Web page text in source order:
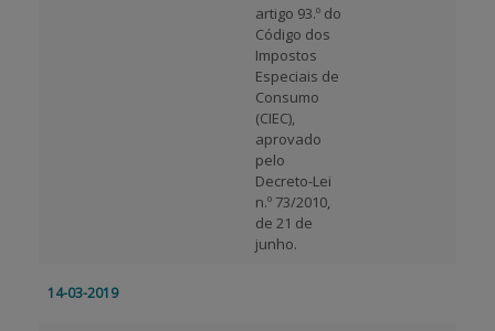
artigo 93.º do
Código dos
Impostos
Especiais de
Consumo
(CIEC),
aprovado
pelo
Decreto-Lei
n.º 73/2010,
de 21 de
junho.
14-03-2019